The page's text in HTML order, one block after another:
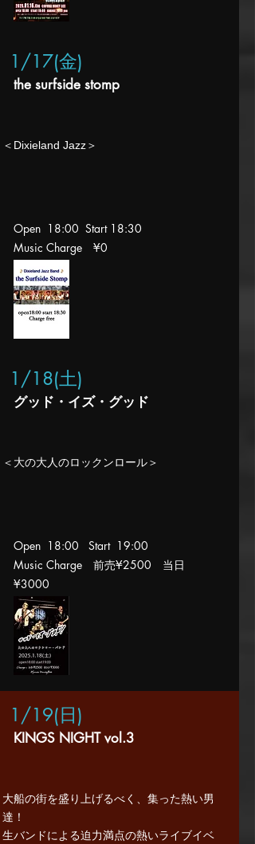
1/17(金)
the surfside stomp
​＜Dixieland Jazz＞
Open 18:00 Start 18:30
Music Charge ¥0
1/18(土)
グッド・イズ・グッド
​＜大の大人のロックンロール＞
Open 18:00 Start 19:00
Music Charge 前売¥2500 当日
¥3000
1/19(日)
KINGS NIGHT vol.3
​大船の街を盛り上げるべく、集った熱い男
達！
生バンドによる迫力満点の熱いライブイベ